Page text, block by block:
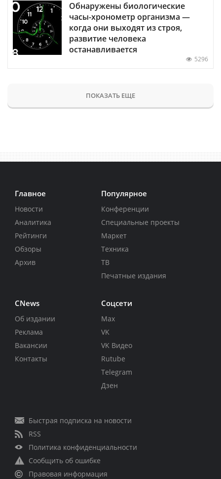
Обнаружены биологические
часы-хронометр организма —
когда они выходят из строя,
развитие человека
останавливается
5296
ПОКАЗАТЬ ЕЩЕ
Главное
Новости
Аналитика
Рейтинги
Обзоры
Архив
Популярное
Конференции
Специальные проекты
Маркет
Техника
ТВ
Печатные издания
CNews
Об издании
Реклама
Вакансии
Контакты
Соцсети
Max
VK
VK Видео
Rutube
Telegram
Дзен
Быстрая подписка на новости
RSS
Политика конфиденциальности
Сообщить об ошибке
Правовая информация